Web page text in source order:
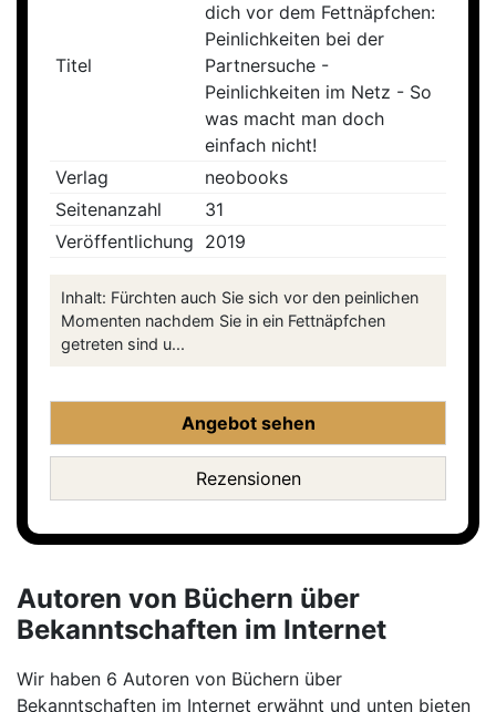
Titel
dich vor dem Fettnäpfchen:
Peinlichkeiten bei der
Partnersuche -
Peinlichkeiten im Netz - So
was macht man doch
einfach nicht!
Verlag
neobooks
Seitenanzahl
31
Veröffentlichung 2019
Inhalt: Fürchten auch Sie sich vor den peinlichen
Momenten nachdem Sie in ein Fettnäpfchen
getreten sind u...
Angebot sehen
Rezensionen
Autoren von Büchern über
Bekanntschaften im Internet
Wir haben 6 Autoren von Büchern über
Bekanntschaften im Internet erwähnt und unten bieten